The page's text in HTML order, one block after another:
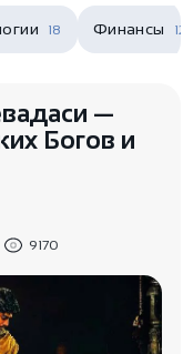
18 Финансы
—
Богов и
9170